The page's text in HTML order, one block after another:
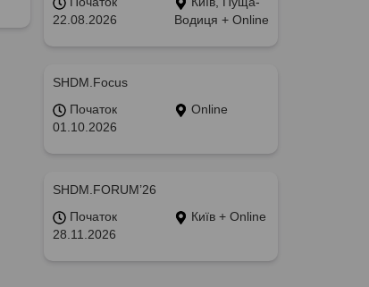
22.08.2026
Водиця + Online
SHDM.Focus
Початок
01.10.2026
Online
SHDM.FORUM’26
Початок
28.11.2026
Київ + Online